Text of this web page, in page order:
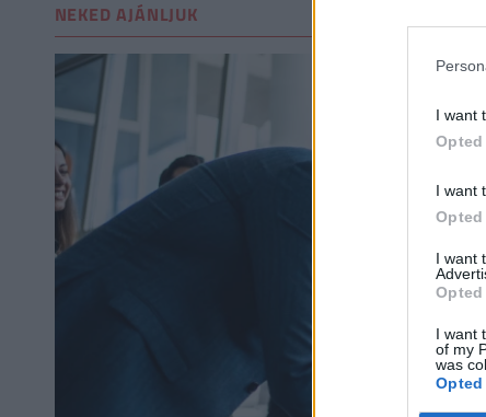
I want
Opted
I want
Opted
I want
Opted
I want
of my
was
NEKED AJÁNLJUK